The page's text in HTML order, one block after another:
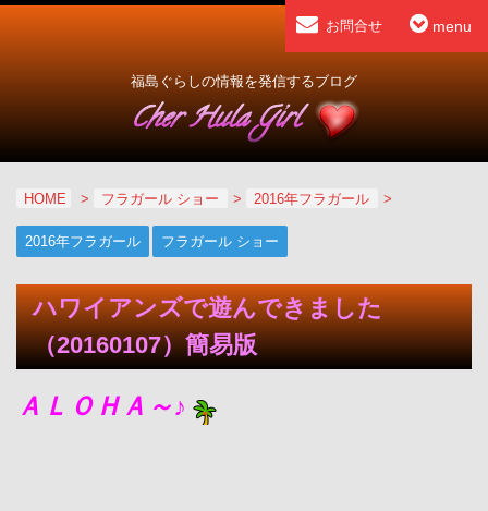
menu
お問合せ
福島ぐらしの情報を発信するブログ
HOME > フラガール ショー > 2016年フラガール >
2016年フラガール フラガール ショー
ハワイアンズで遊んできました
（20160107）簡易版
ＡＬＯＨＡ～♪